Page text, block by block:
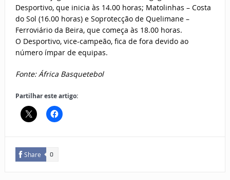
Desportivo, que inicia às 14.00 horas; Matolinhas – Costa
do Sol (16.00 horas) e Soprotecção de Quelimane –
Ferroviário da Beira, que começa às 18.00 horas.
O Desportivo, vice-campeão, fica de fora devido ao
número ímpar de equipas.
Fonte: África Basquetebol
Partilhar este artigo:
Share 0